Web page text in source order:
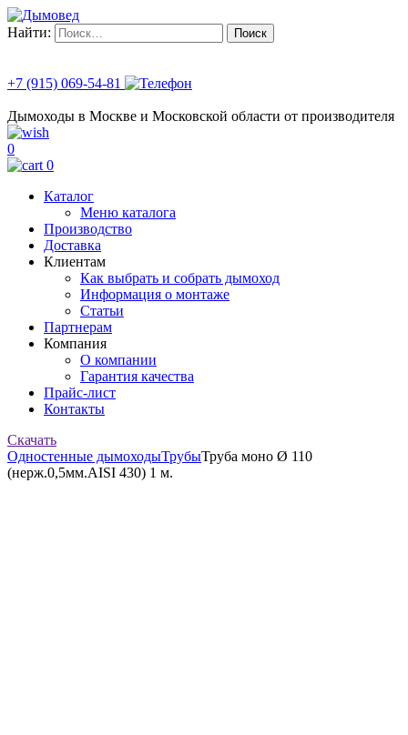
Найти:
+7 (915) 069-54-81
Дымоходы в Москве и Московской области от производителя
0
0
Каталог
Меню каталога
Производство
Доставка
Клиентам
Как выбрать и собрать дымоход
Информация о монтаже
Статьи
Партнерам
Компания
О компании
Гарантия качества
Прайс-лист
Контакты
Скачать
Одностенные дымоходыТрубыТруба моно Ø 110
(нерж.0,5мм.AISI 430) 1 м.